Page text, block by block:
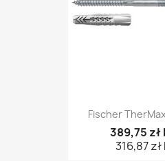
Fischer
389,75
316,87